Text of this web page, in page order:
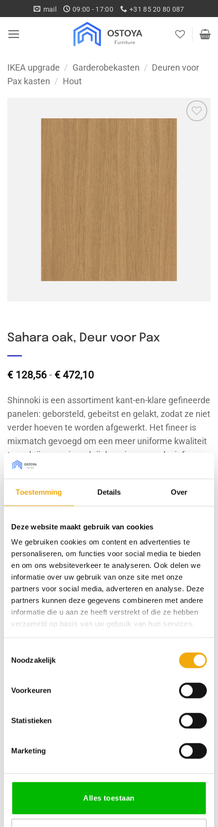
Toestemming Details Over
Deze website maakt gebruik van cookies
We gebruiken cookies om content en advertenties te
personaliseren, om functies voor social media te bieden
en om ons websiteverkeer te analyseren. Ook delen we
informatie over uw gebruik van onze site met onze
partners voor social media, adverteren en analyse. Deze
partners kunnen deze gegevens combineren met andere
informatie die u aan ze heeft verstrekt of die ze hebben
verzameld op basis van uw gebruik van hun services.
Noodzakelijk
Voorkeuren
Statistieken
Marketing
Alles toestaan
naar
inhoud
mail 09:00 - 17:00 +31 85 20 80 087
IKEA upgrade / Garderobekasten /
Deuren voor
Pax kasten / Hout
Sahara oak, Deur voor Pax
€ 128,56 - € 472,10Prijsklasse:
€ 472,10
Shinnoki is een assortiment kant-en-klare gefineerde
panelen: geborsteld, gebeitst en gelakt, zodat ze niet
verder hoeven te worden afgewerkt. Het fineer is
mixmatch gevoegd om een meer uniforme kwaliteit
te verkrijgen en is verkrijgbaar in een exclusief
kleurenpalet van 16 eigentijdse tinten.
Type front
Afmeting Pax (bxh)
Draairichting
Sahara oak, Deur voor Pax aantal
Categorieën:Deuren voor Pax kasten
MDF gefineerd Transparante lak